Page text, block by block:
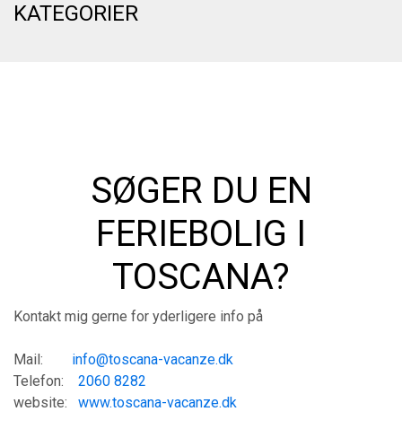
KATEGORIER
SØGER DU EN
FERIEBOLIG I
TOSCANA?
Kontakt mig gerne for yderligere info på
Mail: info@toscana-vacanze.dk
Telefon: 2060 8282
website: www.toscana-vacanze.dk